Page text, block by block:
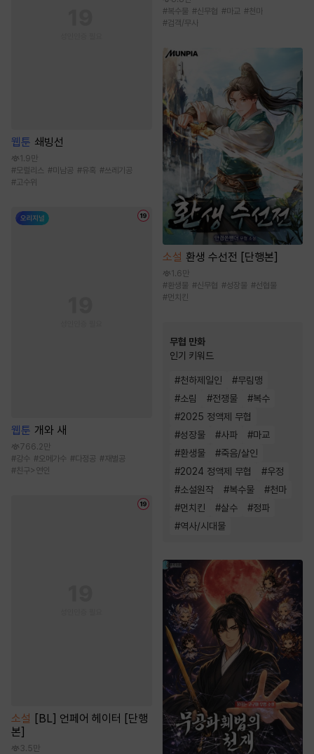
웹툰 쇄빙선
1.9만
#모럴리스 #미남공 #유혹 #쓰레기공
#고수위
웹툰 개와 새
766.2만
#강수 #오메가수 #다정공 # 재벌공
#친구>연인
소설 [BL] 언페어 헤이터 [단행
본]
3.5만
#복수물 #신무협 #마교 #천마
#검객/무사
소설 환생 수선전 [단행본]
1.6만
#환생물 #신무협 #성장물 #선협물
#먼치킨
무협 만화
인기 키워드
#천하제일인 #무림맹
#소림 #전쟁물 #복수
#2025 정액제 무협
#성장물 #사파 #마교
#환생물 #죽음/살인
#2024 정액제 무협 #우정
#소설원작 #복수물 #천마
#먼치킨 #살수 #정파
#역사/시대물